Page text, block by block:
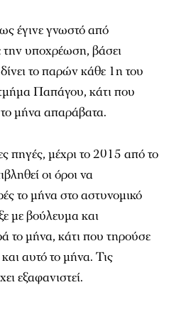
έγινε γνωστό από
την υποχρέωση, βάσει
το παρών κάθε 1η του
Παπάγου, κάτι που
μήνα απαράβατα.
πηγές, μέχρι το 2015 από το
οι όροι να
το μήνα στο αστυνομικό
με βούλευμα και
το μήνα, κάτι που τηρούσε
αυτό το μήνα. Τις
εξαφανιστεί.